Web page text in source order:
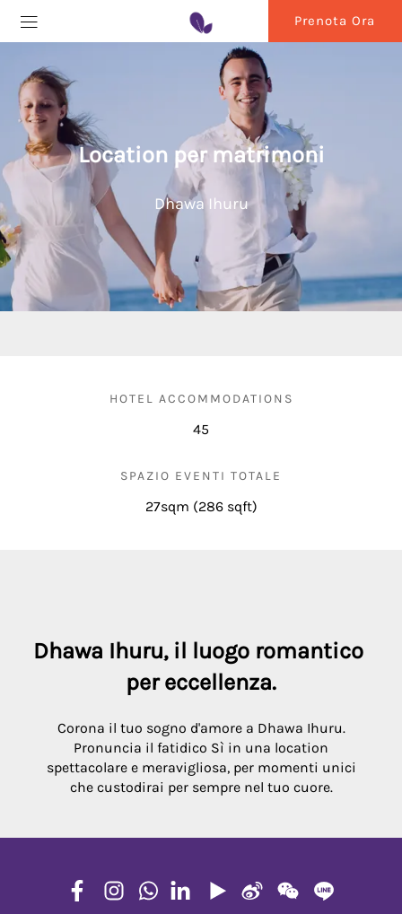
Prenota Ora
Location per matrimoni
Dhawa Ihuru
HOTEL ACCOMMODATIONS
45
SPAZIO EVENTI TOTALE
27sqm (286 sqft)
Dhawa Ihuru, il luogo romantico
per eccellenza.
Corona il tuo sogno d'amore a Dhawa Ihuru.
Pronuncia il fatidico Sì in una location
spettacolare e meravigliosa, per momenti unici
che custodirai per sempre nel tuo cuore.